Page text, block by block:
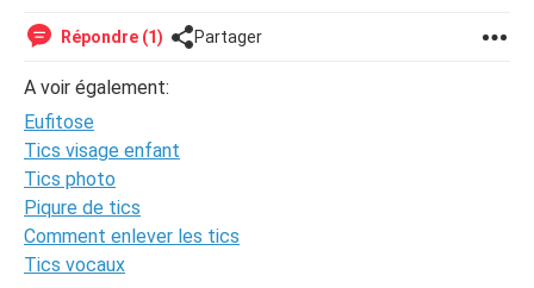
Répondre (1) Partager
A voir également:
Eufitose
Tics visage enfant
Tics photo
Piqure de tics
Comment enlever les tics
Tics vocaux